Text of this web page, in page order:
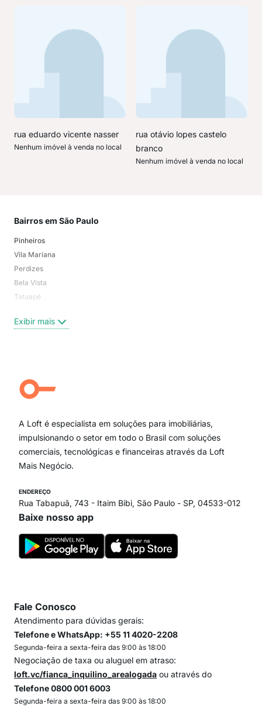
rua eduardo vicente nasser
Nenhum imóvel à venda no local
rua otávio lopes castelo
branco
Nenhum imóvel à venda no local
Bairros em São Paulo
Pinheiros
Vila Mariana
Perdizes
Bela Vista
Tatuapé
Centro
Campo Belo
Ipiranga
Paraíso
Itaim Bibi
Exibir mais
A Loft é especialista em soluções para imobiliárias,
impulsionando o setor em todo o Brasil com soluções
comerciais, tecnológicas e financeiras através da Loft
Mais Negócio.
ENDEREÇO
Rua Tabapuã, 743 - Itaim Bibi, São Paulo - SP, 04533-012
Baixe nosso app
Fale Conosco
Atendimento para dúvidas gerais:
Telefone e WhatsApp: +55 11 4020-2208
Segunda-feira a sexta-feira das 9:00 às 18:00
Negociação de taxa ou aluguel em atraso:
loft.vc/fianca_inquilino_arealogada ou através do
Telefone 0800 001 6003
Segunda-feira a sexta-feira das 9:00 às 18:00